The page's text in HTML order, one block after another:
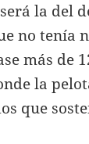
la del
no tenía
más de
la
que